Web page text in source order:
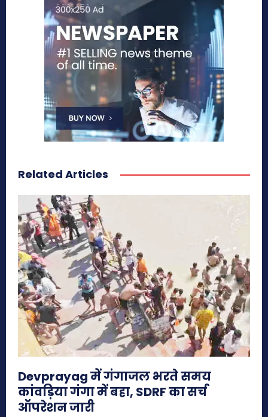
Related Articles
Devprayag में गंगाजल भरते समय
कांवड़िया गंगा में बहा, SDRF का सर्च
ऑपरेशन जारी